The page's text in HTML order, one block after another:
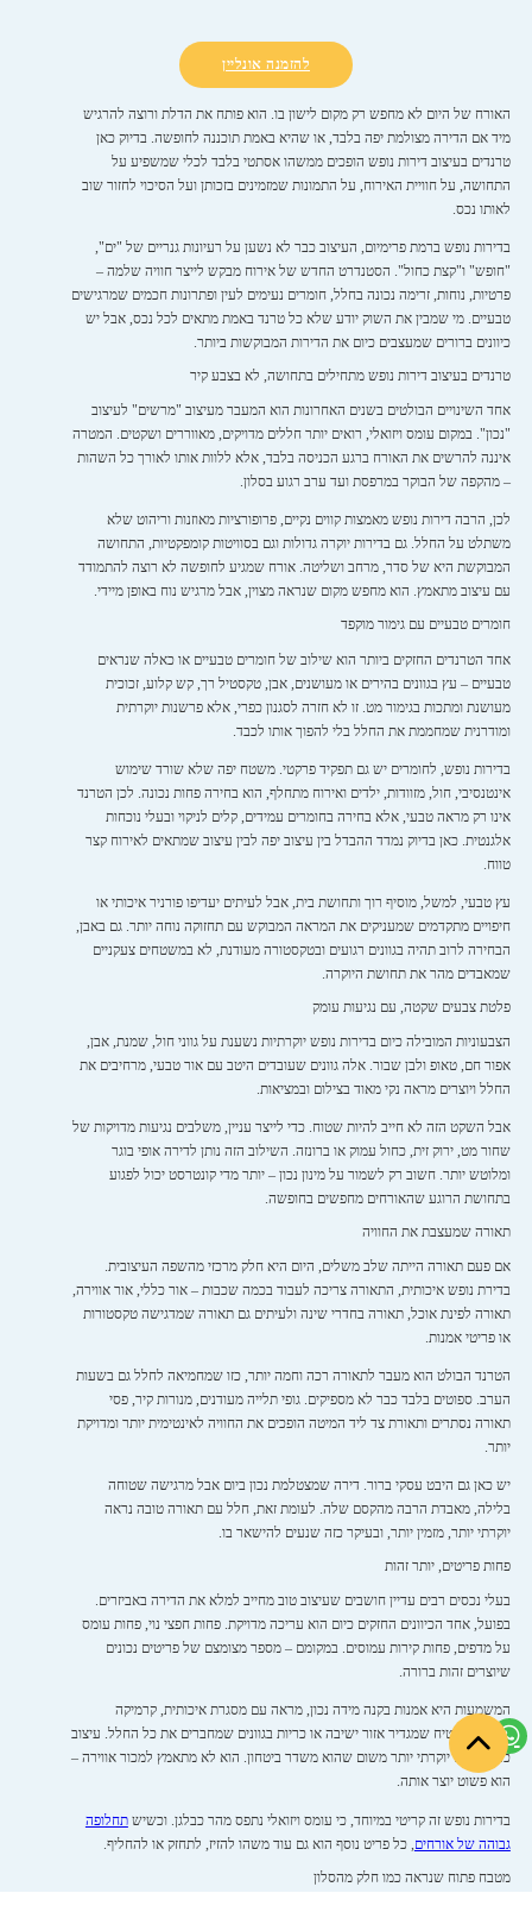
להזמנה אונליין
האורח של היום לא מחפש רק מקום לישון בו. הוא פותח את הדלת ורוצה להרגיש
מיד אם הדירה מצולמת יפה בלבד, או שהיא באמת תוכננה לחופשה. בדיוק כאן
טרנדים בעיצוב דירות נופש הופכים ממשהו אסתטי בלבד לכלי שמשפיע על
התחושה, על חוויית האירוח, על התמונות שמזמינים בזכותן ועל הסיכוי לחזור שוב
לאותו נכס.
בדירות נופש ברמת פרימיום, העיצוב כבר לא נשען על רעיונות גנריים של "ים",
"חופש" ו"קצת כחול". הסטנדרט החדש של אירוח מבקש לייצר חוויה שלמה –
פרטיות, נוחות, זרימה נכונה בחלל, חומרים נעימים לעין ופתרונות חכמים שמרגישים
טבעיים. מי שמבין את השוק יודע שלא כל טרנד באמת מתאים לכל נכס, אבל יש
כיוונים ברורים שמעצבים כיום את הדירות המבוקשות ביותר.
טרנדים בעיצוב דירות נופש מתחילים בתחושה, לא בצבע קיר
אחד השינויים הבולטים בשנים האחרונות הוא המעבר מעיצוב "מרשים" לעיצוב
"נכון". במקום עומס ויזואלי, רואים יותר חללים מדויקים, מאווררים ושקטים. המטרה
איננה להרשים את האורח ברגע הכניסה בלבד, אלא ללוות אותו לאורך כל השהות
– מהקפה של הבוקר במרפסת ועד ערב רגוע בסלון.
לכן, הרבה דירות נופש מאמצות קווים נקיים, פרופורציות מאוזנות וריהוט שלא
משתלט על החלל. גם בדירות יוקרה גדולות וגם בסוויטות קומפקטיות, התחושה
המבוקשת היא של סדר, מרחב ושליטה. אורח שמגיע לחופשה לא רוצה להתמודד
עם עיצוב מתאמץ. הוא מחפש מקום שנראה מצוין, אבל מרגיש נוח באופן מיידי.
חומרים טבעיים עם גימור מוקפד
אחד הטרנדים החזקים ביותר הוא שילוב של חומרים טבעיים או כאלה שנראים
טבעיים – עץ בגוונים בהירים או מעושנים, אבן, טקסטיל רך, קש קלוע, זכוכית
מעושנת ומתכות בגימור מט. זו לא חזרה לסגנון כפרי, אלא פרשנות יוקרתית
ומודרנית שמחממת את החלל בלי להפוך אותו לכבד.
בדירות נופש, לחומרים יש גם תפקיד פרקטי. משטח יפה שלא שורד שימוש
אינטנסיבי, חול, מזוודות, ילדים ואירוח מתחלף, הוא בחירה פחות נכונה. לכן הטרנד
אינו רק מראה טבעי, אלא בחירה בחומרים עמידים, קלים לניקוי ובעלי נוכחות
אלגנטית. כאן בדיוק נמדד ההבדל בין עיצוב יפה לבין עיצוב שמתאים לאירוח קצר
טווח.
עץ טבעי, למשל, מוסיף רוך ותחושת בית, אבל לעיתים יעדיפו פורניר איכותי או
חיפויים מתקדמים שמעניקים את המראה המבוקש עם תחזוקה נוחה יותר. גם באבן,
הבחירה לרוב תהיה בגוונים רגועים ובטקסטורה מעודנת, לא במשטחים צעקניים
שמאבדים מהר את תחושת היוקרה.
פלטת צבעים שקטה, עם נגיעות עומק
הצבעוניות המובילה כיום בדירות נופש יוקרתיות נשענת על גווני חול, שמנת, אבן,
אפור חם, טאופ ולבן שבור. אלה גוונים שעובדים היטב עם אור טבעי, מרחיבים את
החלל ויוצרים מראה נקי מאוד בצילום ובמציאות.
אבל השקט הזה לא חייב להיות שטוח. כדי לייצר עניין, משלבים נגיעות מדויקות של
שחור מט, ירוק זית, כחול עמוק או ברונזה. השילוב הזה נותן לדירה אופי בוגר
ומלוטש יותר. חשוב רק לשמור על מינון נכון – יותר מדי קונטרסט יכול לפגוע
בתחושת הרוגע שהאורחים מחפשים בחופשה.
תאורה שמעצבת את החוויה
אם פעם תאורה הייתה שלב משלים, היום היא חלק מרכזי מהשפה העיצובית.
בדירת נופש איכותית, התאורה צריכה לעבוד בכמה שכבות – אור כללי, אור אווירה,
תאורה לפינת אוכל, תאורה בחדרי שינה ולעיתים גם תאורה שמדגישה טקסטורות
או פריטי אמנות.
הטרנד הבולט הוא מעבר לתאורה רכה וחמה יותר, כזו שמחמיאה לחלל גם בשעות
הערב. ספוטים בלבד כבר לא מספיקים. גופי תלייה מעודנים, מנורות קיר, פסי
תאורה נסתרים ותאורת צד ליד המיטה הופכים את החוויה לאינטימית יותר ומדויקת
יותר.
יש כאן גם היבט עסקי ברור. דירה שמצטלמת נכון ביום אבל מרגישה שטוחה
בלילה, מאבדת הרבה מהקסם שלה. לעומת זאת, חלל עם תאורה טובה נראה
יוקרתי יותר, מזמין יותר, ובעיקר כזה שנעים להישאר בו.
פחות פריטים, יותר זהות
בעלי נכסים רבים עדיין חושבים שעיצוב טוב מחייב למלא את הדירה באביזרים.
בפועל, אחד הכיוונים החזקים כיום הוא עריכה מדויקת. פחות חפצי נוי, פחות עומס
על מדפים, פחות קירות עמוסים. במקומם – מספר מצומצם של פריטים נכונים
שיוצרים זהות ברורה.
המשמעות היא אמנות בקנה מידה נכון, מראה עם מסגרת איכותית, קרמיקה
מיוחדת, שטיח שמגדיר אזור ישיבה או כריות בגוונים שמחברים את כל החלל. עיצוב
כזה מרגיש יוקרתי יותר משום שהוא משדר ביטחון. הוא לא מתאמץ למכור אווירה –
הוא פשוט יוצר אותה.
בדירות נופש זה קריטי במיוחד, כי עומס ויזואלי נתפס מהר כבלגן. וכשישתחלופה
גבוהה של אורחים , כל פריט נוסף הוא גם עוד משהו להזיז, לתחזק או להחליף.
מטבח פתוח שנראה כמו חלק מהסלון